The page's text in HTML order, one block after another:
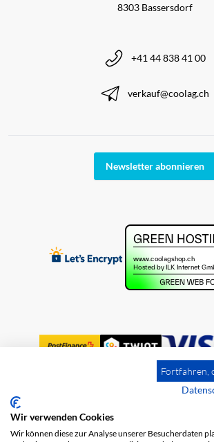
8303 Bassersdorf
+41 44 838 41 00
verkauf@coolag.ch
Newsletter abonnieren
Impressum
Fortfahren,
Wir verwenden Cookies
Wir können diese zur Analyse unserer Besucherdaten